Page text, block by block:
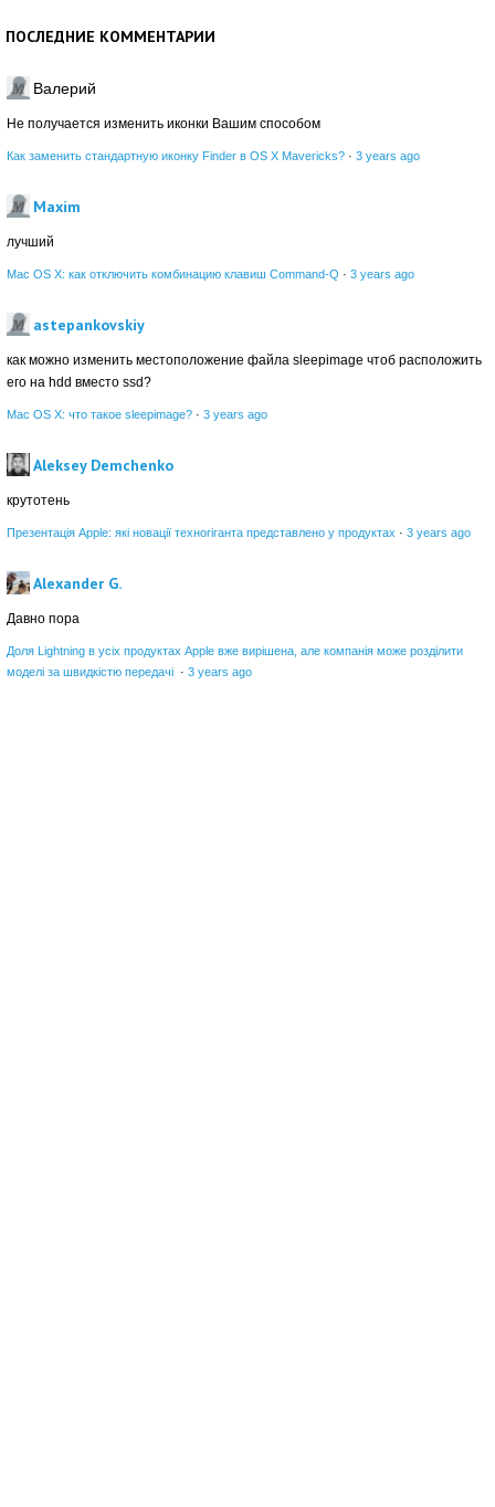
ПОСЛЕДНИЕ КОММЕНТАРИИ
Валерий
Не получается изменить иконки Вашим способом
Как заменить стандартную иконку Finder в OS X Mavericks? · 3 years ago
Maxim
лучший
Mac OS X: как отключить комбинацию клавиш Command-Q · 3 years ago
astepankovskiy
как можно изменить местоположение файла sleepimage чтоб расположить
его на hdd вместо ssd?
Mac OS X: что такое sleepimage? · 3 years ago
Aleksey Demchenko
крутотень
Презентація Apple: які новації техногіганта представлено у продуктах · 3 years ago
Alexander G.
Давно пора
Доля Lightning в усіх продуктах Apple вже вирішена, але компанія може розділити
моделі за швидкістю передачі · 3 years ago